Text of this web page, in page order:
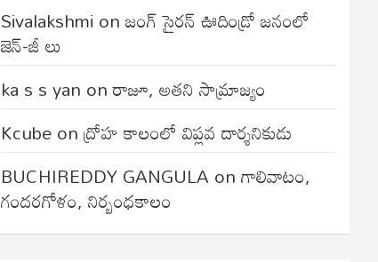
Sivalakshmi onజంగ్‌ సైరన్‌ ఊదిండ్రో జనంలో
జెన్-జీ లు
ka s s yan onరాజూ, అతని సామ్రాజ్యం
Kcubeonద్రోహ కాలంలో విప్లవ దార్శనికుడు
BUCHIREDDY GANGULA onగాలివాటం,
గందరగోళం, నిర్బంధకాలం